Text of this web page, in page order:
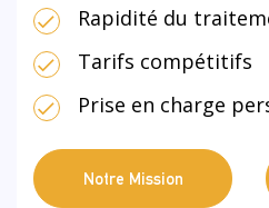
Rapidité du
Tarifs compétitifs
Prise en charge
Notre Mission